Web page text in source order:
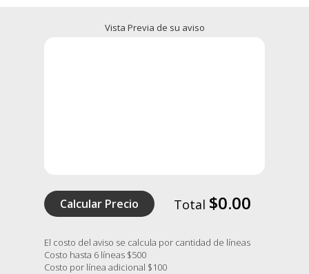
Vista Previa de su aviso
Calcular Precio Total $0.00
El costo del aviso se calcula por cantidad de líneas
Costo hasta 6 líneas $500
Costo por línea adicional $100